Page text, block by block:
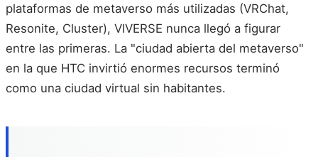
plataformas de metaverso más utilizadas (VRChat,
Resonite, Cluster), VIVERSE nunca llegó a figurar
entre las primeras. La "ciudad abierta del metaverso"
en la que HTC invirtió enormes recursos terminó
como una ciudad virtual sin habitantes.